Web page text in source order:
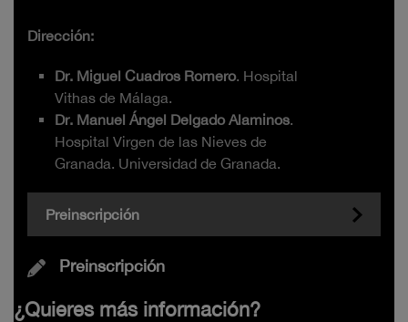
Dirección:
Dr. Miguel Cuadros Romero. Hospital
Vithas de Málaga.
Dr. Manuel Ángel Delgado Alaminos.
Hospital Virgen de las Nieves de
Granada. Universidad de Granada.
Preinscripción
Preinscripción
¿Quieres más información?